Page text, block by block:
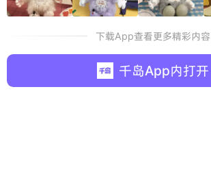
下载App查看更多精彩内容
千岛App内打开